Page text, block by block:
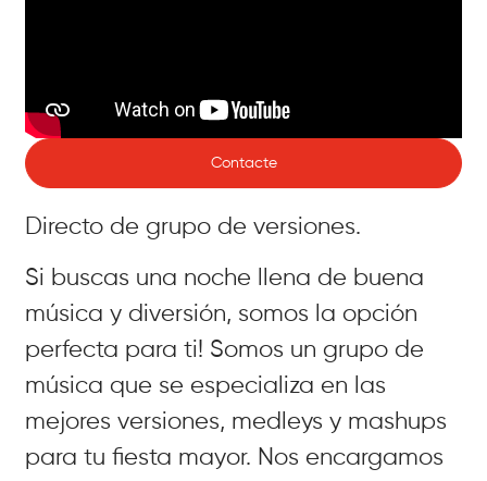
Contacte
Directo de grupo de versiones.
Si buscas una noche llena de buena
música y diversión, somos la opción
perfecta para ti! Somos un grupo de
música que se especializa en las
mejores versiones, medleys y mashups
para tu fiesta mayor. Nos encargamos